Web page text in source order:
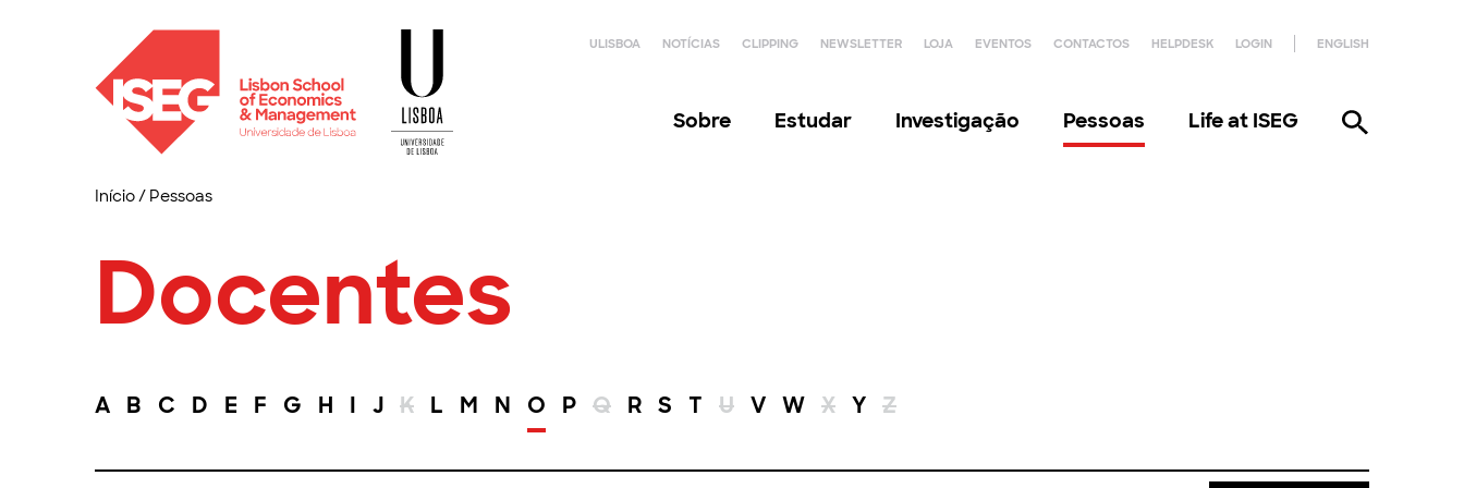
ULISBOA NOTÍCIAS CLIPPING NEWSLETTER LOJA EVENTOS CONTACTOS HELPDESK LOGIN ENGLISH
Sobre Estudar Investigação Pessoas Life at ISEG
Início/ Pessoas
Docentes
A B C D E F G H I J K L M N O P Q R S T U V W X Y Z